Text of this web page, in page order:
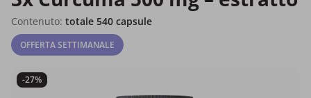
Contenuto: totale 540 capsule
OFFERTA SETTIMANALE
-27%